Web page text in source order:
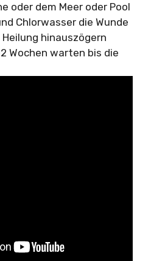
oder dem Meer oder Pool
Chlorwasser die Wunde
hinauszögern
Wochen warten bis die